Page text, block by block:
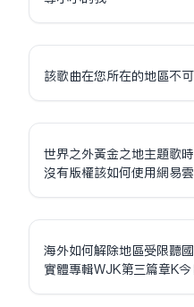
該歌曲在您所在的地區不
世界之外黃金之地主題歌
沒有版權該如何使用網易雲
海外如何解除地區受限聽
實體專輯WJK第三篇章K今